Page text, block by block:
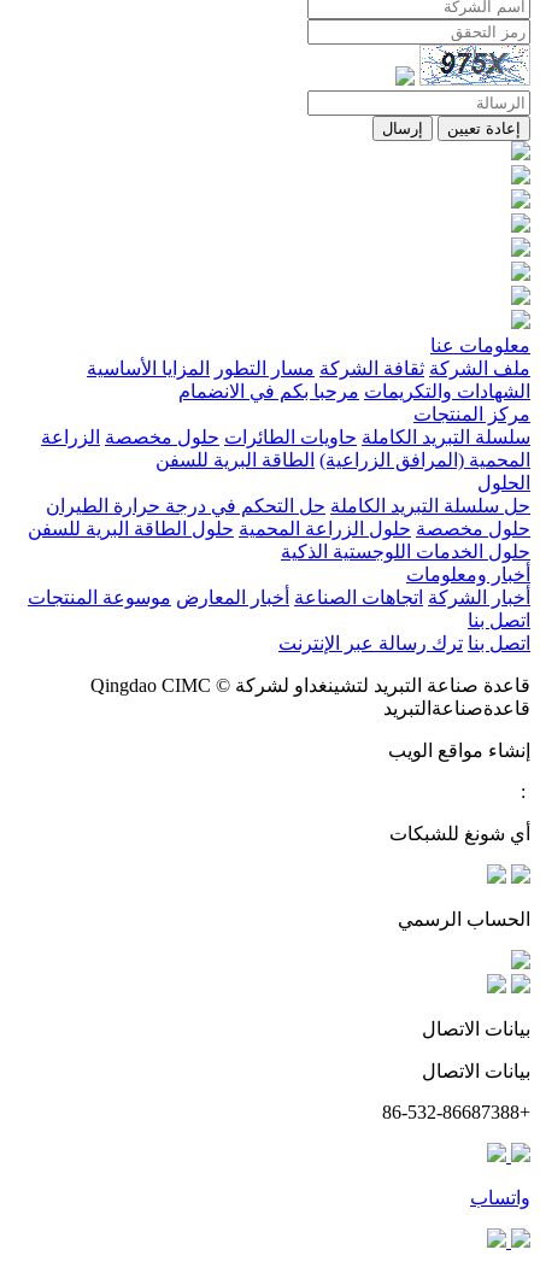
إعادة تعيين إرسال
معلومات عنا
ملف الشركة ثقافة الشركة مسار التطور
المزايا الأساسية
الشهادات والتكريمات مرحبا بكم في الانضمام
مركز المنتجات
سلسلة التبريد الكاملة حاويات الطائرات حلول مخصصة الزراعة
المحمية (المرافق الزراعية) الطاقة البرية للسفن
الحلول
حل سلسلة التبريد الكاملة حل التحكم في درجة حرارة الطيران
حلول مخصصة حلول الزراعة المحمية حلول الطاقة البرية للسفن
حلول الخدمات اللوجستية الذكية
أخبار ومعلومات
أخبار الشركة اتجاهات الصناعة أخبار المعارض موسوعة المنتجات
اتصل بنا
اتصل بنا ترك رسالة عبر الإنترنت
قاعدة صناعة التبريد لتشينغداو لشركة © Qingdao CIMC
قاعدةصناعةالتبريد
إنشاء مواقع الويب
:
أي شونغ للشبكات
الحساب الرسمي
بيانات الاتصال
بيانات الاتصال
+86-532-86687388
واتساب